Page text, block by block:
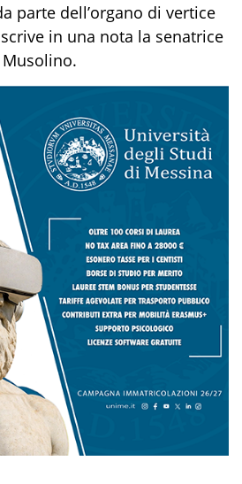
parte dell’organo di vertice
in una nota la senatrice